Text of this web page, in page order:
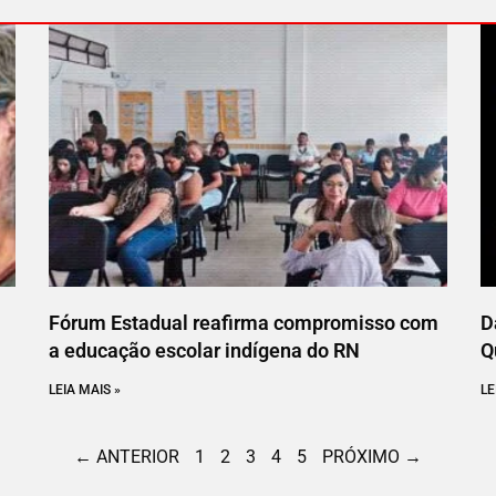
Fórum Estadual reafirma compromisso com
a educação escolar indígena do RN
LEIA MAIS »
← ANTERIOR 1 2 3 4 5 PRÓXIMO →